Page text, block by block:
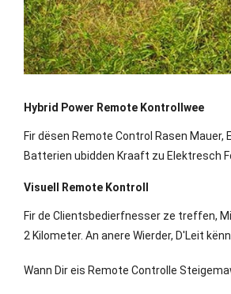
Hybrid Power Remote Kontrollwee
Fir dësen Remote Control Rasen
Batterien ubidden Kraaft zu Elektresch
Visuell Remote Kontroll
Fir de Clientsbedierfnesser ze treffen,
2 Kilometer. An anere Wierder, D'Leit
Wann Dir eis Remote Controlle